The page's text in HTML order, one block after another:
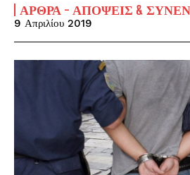
ΆΡΘΡΑ - ΑΠΌΨΕΙΣ &
9 Απριλίου 2019